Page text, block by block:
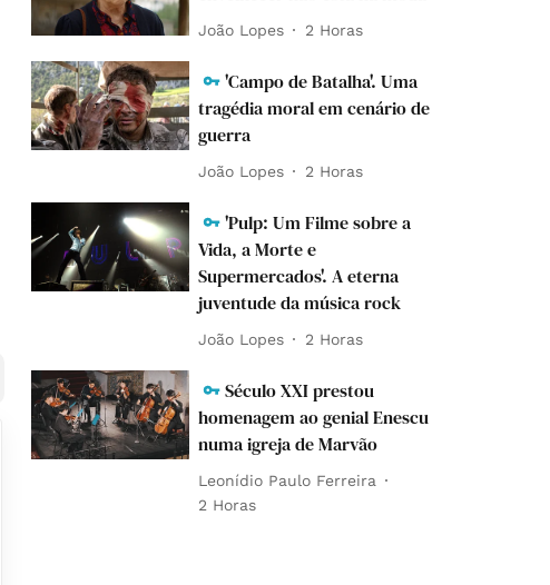
João Lopes 2 Horas
'Campo de Batalha'. Uma
tragédia moral em cenário de
guerra
João Lopes 2 Horas
'Pulp: Um Filme sobre a
Vida, a Morte e
Supermercados'. A eterna
juventude da música rock
João Lopes 2 Horas
Século XXI prestou
homenagem ao genial Enescu
numa igreja de Marvão
Leonídio Paulo Ferreira
2 Horas